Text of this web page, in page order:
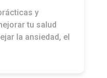
y
tu salud
la ansiedad, el